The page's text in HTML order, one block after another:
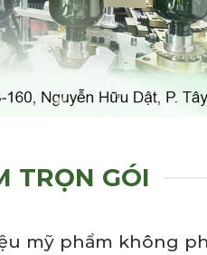
TRỌN GÓI
mỹ phẩm không